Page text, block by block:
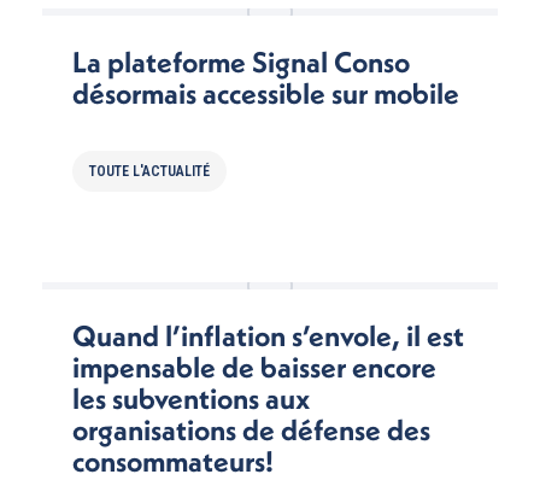
La plateforme Signal Conso
désormais accessible sur mobile
TOUTE L'ACTUALITÉ
Quand l’inflation s’envole, il est
impensable de baisser encore
les subventions aux
organisations de défense des
consommateurs!